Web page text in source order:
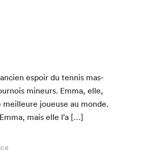
espoir du ten­nis mas­
mineurs. Emma, elle,
joueuse au monde.
mais elle l’a […]